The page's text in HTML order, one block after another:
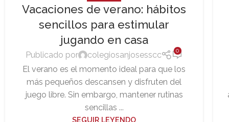
Vacaciones de verano: hábitos
sencillos para estimular
jugando en casa
Publicado por colegiosanjosesscc 0
El verano es el momento ideal para que los
más pequeños descansen y disfruten del
juego libre. Sin embargo, mantener rutinas
sencillas ...
SEGUIR LEYENDO